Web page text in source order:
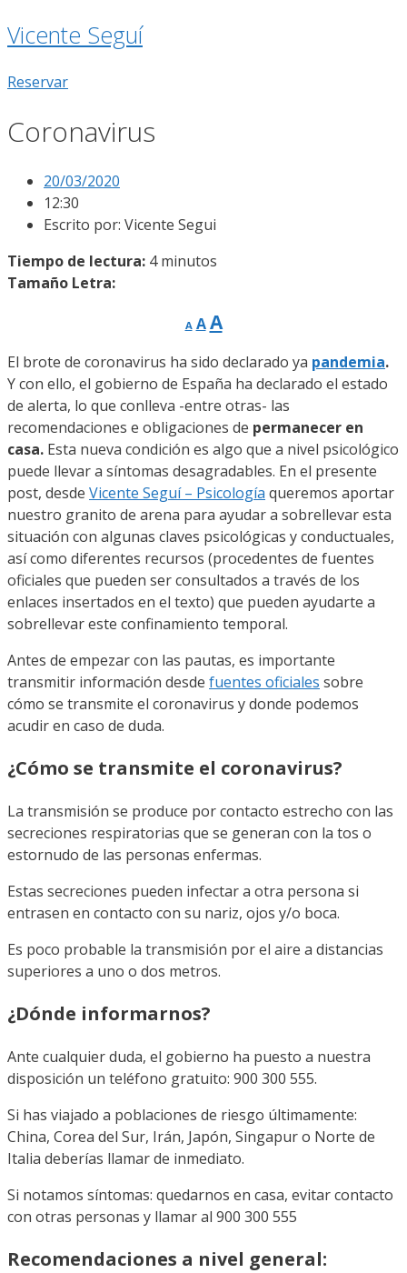
Vicente Seguí
Reservar
Coronavirus
20/03/2020
12:30
Escrito por: Vicente Segui
Tiempo de lectura: 4 minutos
Tamaño Letra:
A
Reducir
tamaño
fuente.
A Restablecer
de
fuente
AAumentar
de
fuente.
El brote de coronavirus ha sido declarado ya pandemia.
Y con ello, el gobierno de España ha declarado el estado
de alerta, lo que conlleva -entre otras- las
recomendaciones e obligaciones de permanecer en
casa. Esta nueva condición es algo que a nivel psicológico
puede llevar a síntomas desagradables. En el presente
post, desde Vicente Seguí – Psicología queremos aportar
nuestro granito de arena para ayudar a sobrellevar esta
situación con algunas claves psicológicas y conductuales,
así como diferentes recursos (procedentes de fuentes
oficiales que pueden ser consultados a través de los
enlaces insertados en el texto) que pueden ayudarte a
sobrellevar este confinamiento temporal.
Antes de empezar con las pautas, es importante
transmitir información desde fuentes oficiales sobre
cómo se transmite el coronavirus y donde podemos
acudir en caso de duda.
¿Cómo se transmite el coronavirus?
La transmisión se produce por contacto estrecho con las
secreciones respiratorias que se generan con la tos o
estornudo de las personas enfermas.
Estas secreciones pueden infectar a otra persona si
entrasen en contacto con su nariz, ojos y/o boca.
Es poco probable la transmisión por el aire a distancias
superiores a uno o dos metros.
¿Dónde informarnos?
Ante cualquier duda, el gobierno ha puesto a nuestra
disposición un teléfono gratuito: 900 300 555.
Si has viajado a poblaciones de riesgo últimamente:
China, Corea del Sur, Irán, Japón, Singapur o Norte de
Italia deberías llamar de inmediato.
Si notamos síntomas: quedarnos en casa, evitar contacto
con otras personas y llamar al 900 300 555
Recomendaciones a nivel general: